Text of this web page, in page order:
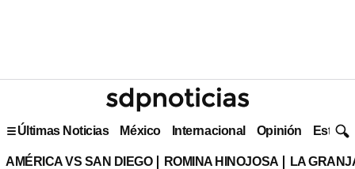
Últimas Noticias México Internacional Opinión Estilo
AMÉRICA VS SAN DIEGO ROMINA HINOJOSA LA